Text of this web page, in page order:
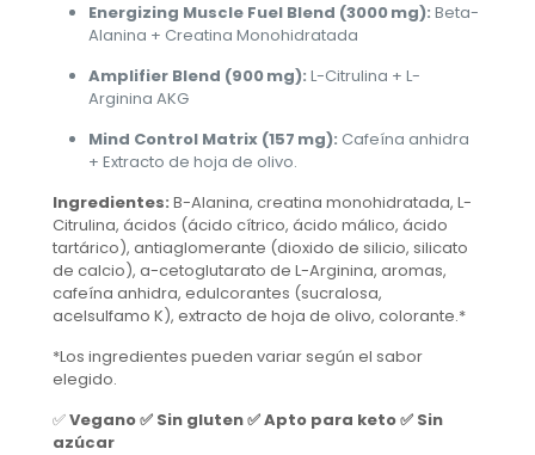
Energizing Muscle Fuel Blend (3000 mg): Beta-
Alanina + Creatina Monohidratada
Amplifier Blend (900 mg): L-Citrulina + L-
Arginina AKG
Mind Control Matrix (157 mg): Cafeína anhidra
+ Extracto de hoja de olivo.
Ingredientes: B-Alanina, creatina monohidratada, L-
Citrulina, ácidos (ácido cítrico, ácido málico, ácido
tartárico), antiaglomerante (dioxido de silicio, silicato
de calcio), a-cetoglutarato de L-Arginina, aromas,
cafeína anhidra, edulcorantes (sucralosa,
acelsulfamo K), extracto de hoja de olivo, colorante.*
*Los ingredientes pueden variar según el sabor
elegido.
✅Vegano ✅ Sin gluten ✅ Apto para keto ✅ Sin
azúcar